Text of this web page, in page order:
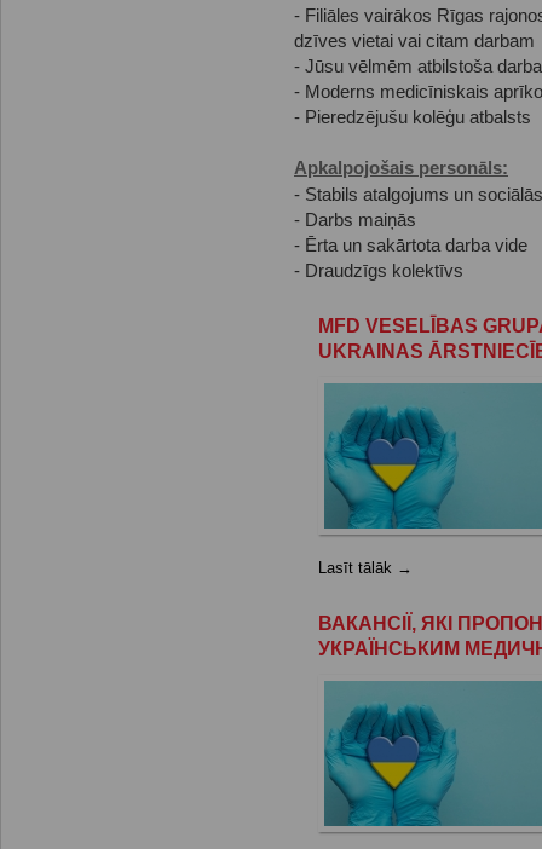
- Filiāles vairākos Rīgas
dzīves vietai vai citam darbam
- Jūsu vēlmēm atbilstoša
- Moderns medicīniskais
- Pieredzējušu kolēģu atbalsts
Apkalpojošais personāls:
- Stabils atalgojums un
- Darbs maiņās
- Ērta un sakārtota darba vide
- Draudzīgs kolektīvs
MFD VESELĪBAS
UKRAINAS
Lasīt tālāk →
ВАКАНСІЇ, ЯКІ
УКРАЇНСЬКИМ